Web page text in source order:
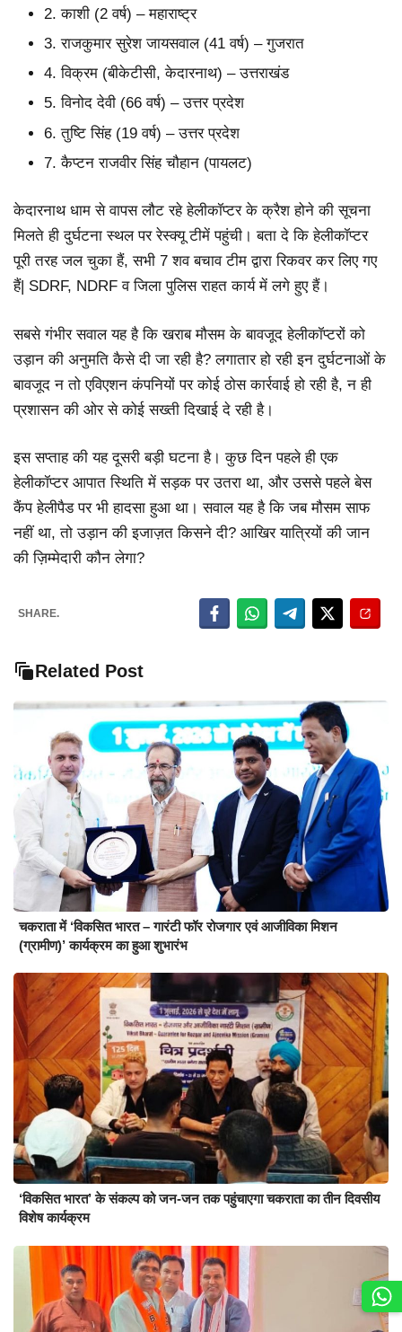
2. काशी (2 वर्ष) – महाराष्ट्र
3. राजकुमार सुरेश जायसवाल (41 वर्ष) – गुजरात
4. विक्रम (बीकेटीसी, केदारनाथ) – उत्तराखंड
5. विनोद देवी (66 वर्ष) – उत्तर प्रदेश
6. तुष्टि सिंह (19 वर्ष) – उत्तर प्रदेश
7. कैप्टन राजवीर सिंह चौहान (पायलट)
केदारनाथ धाम से वापस लौट रहे हेलीकॉप्टर के क्रैश होने की सूचना
मिलते ही दुर्घटना स्थल पर रेस्क्यू टीमें पहुंची। बता दे कि हेलीकॉप्टर
पूरी तरह जल चुका हैं, सभी 7 शव बचाव टीम द्वारा रिकवर कर लिए गए
हैं| SDRF, NDRF व जिला पुलिस राहत कार्य में लगे हुए हैं।
सबसे गंभीर सवाल यह है कि खराब मौसम के बावजूद हेलीकॉप्टरों को
उड़ान की अनुमति कैसे दी जा रही है? लगातार हो रही इन दुर्घटनाओं के
बावजूद न तो एविएशन कंपनियों पर कोई ठोस कार्रवाई हो रही है, न ही
प्रशासन की ओर से कोई सख्ती दिखाई दे रही है।
इस सप्ताह की यह दूसरी बड़ी घटना है। कुछ दिन पहले ही एक
हेलीकॉप्टर आपात स्थिति में सड़क पर उतरा था, और उससे पहले बेस
कैंप हेलीपैड पर भी हादसा हुआ था। सवाल यह है कि जब मौसम साफ
नहीं था, तो उड़ान की इजाज़त किसने दी? आखिर यात्रियों की जान
की ज़िम्मेदारी कौन लेगा?
SHARE.
Related Post
चकराता में ‘विकसित भारत – गारंटी फॉर रोजगार एवं आजीविका मिशन
(ग्रामीण)’ कार्यक्रम का हुआ शुभारंभ
‘विकसित भारत’ के संकल्प को जन-जन तक पहुंचाएगा चकराता का तीन दिवसीय
विशेष कार्यक्रम